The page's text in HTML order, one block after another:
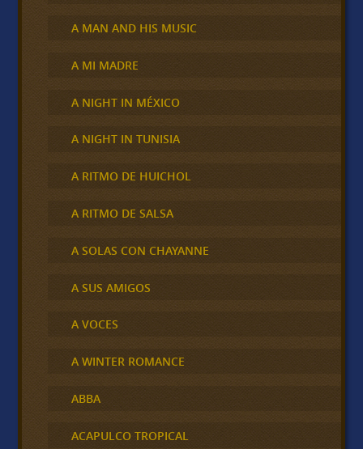
A MAN AND HIS MUSIC
A MI MADRE
A NIGHT IN MÉXICO
A NIGHT IN TUNISIA
A RITMO DE HUICHOL
A RITMO DE SALSA
A SOLAS CON CHAYANNE
A SUS AMIGOS
A VOCES
A WINTER ROMANCE
ABBA
ACAPULCO TROPICAL